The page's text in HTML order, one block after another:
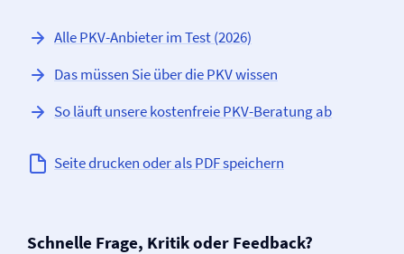
Alle PKV-Anbieter im Test (2026)
Das müssen Sie über die PKV wissen
So läuft unsere kostenfreie PKV-Beratung ab
Seite drucken oder als PDF speichern
Schnelle Frage, Kritik oder Feedback?